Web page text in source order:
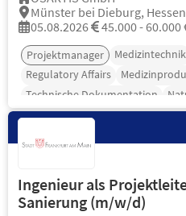
Münster bei Dieburg, Hessen
05.08.2026
45.000 -
Projektmanager Medizintechnik
Regulatory Affairs
Technische Dokumentation
Ingenieur als
Sanierung (m/w/d)